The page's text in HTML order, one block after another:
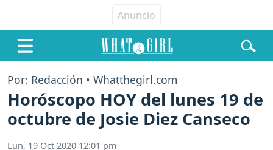
Por: Redacción • Whatthegirl.com
Horóscopo HOY del lunes 19 de
octubre de Josie Diez Canseco
Lun, 19 Oct 2020 12:01 pm